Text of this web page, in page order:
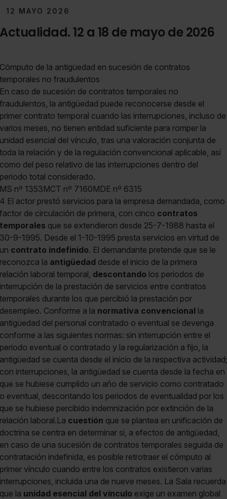
12 MAYO 2026
Actualidad. 12 a 18 de mayo de 2026
Cómputo de la antigüedad en sucesión de contratos
temporales no fraudulentos
En caso de sucesión de contratos temporales no
fraudulentos, la antigüedad puede reconocerse desde el
primer contrato temporal cuando las interrupciones, incluso de
varios meses, no tienen entidad suficiente para romper la
unidad esencial del vínculo, tras una valoración conjunta de
toda la relación y de la regulación convencional aplicable, así
como del peso relativo de las interrupciones dentro del
periodo total considerado.
MS nº 1353MCT nº 7160MDE nº 6315
4 El actor prestó servicios para la empresa demandada, como
factor de circulación de primera, con cinco contratos
temporales que se extendieron desde 25-7-1988 hasta el
30-9-1995. Desde el 1-10-1995 presta servicios en virtud de
un contrato indefinido. El demandante pretende que se le
reconozca la antigüedad desde el inicio de la primera
relación laboral temporal, descontando los periodos de
interrupción de la prestación de servicios entre contratos
temporales durante los que percibió la prestación por
desempleo. Conforme a la normativa convencional la
antigüedad del personal contratado o eventual se devenga
conforme a las siguientes normas: sin interrupción entre el
periodo eventual o contratado y la regularización a fijo, la
antigüedad se cuenta desde el inicio de la respectiva actividad;
con interrupciones, la antigüedad se cuenta desde la fecha en
que se hubiese cumplido un año de servicio como contratado
o eventual, descontando los periodos de eventualidad por los
que se hubiese percibido indemnización por extinción de la
relación laboral.La cuestión que se plantea en unificación de
doctrina se centra en determinar si, a efectos de antigüedad,
en caso de una sucesión de contratos temporales seguida de
contratación indefinida, es posible retrotraer el cómputo al
primer vínculo cuando entre los contratos existieron varias
interrupciones, incluida una de nueve meses. La Sala recuerda
que la unidad esencial del vínculo exige un examen global